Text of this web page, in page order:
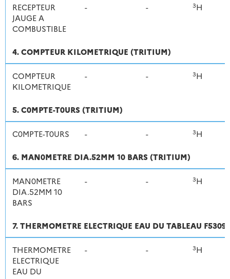
RECEPTEUR
JAUGE A
COMBUSTIBLE
- - 3H
4. COMPTEUR KILOMETRIQUE (TRITIUM)
COMPTEUR
KILOMETRIQUE
- - 3H
5. C0MPTE-T0URS (TRITIUM)
C0MPTE-T0URS - - 3H
6. MAN0METRE DIA.52MM 10 BARS (TRITIUM)
MAN0METRE
DIA.52MM 10
BARS
- - 3H
7. THERMOMETRE ELECTRIQUE EAU DU TABLEAU
THERMOMETRE
ELECTRIQUE
EAU DU
- - 3H